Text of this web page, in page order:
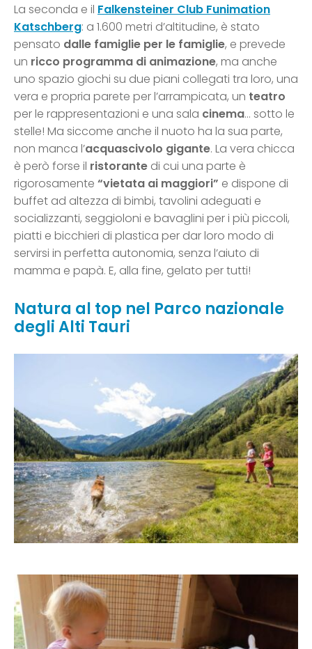
La seconda e il Falkensteiner Club Funimation
Katschberg: a 1.600 metri d’altitudine, è stato
pensato dalle famiglie per le famiglie, e prevede
un ricco programma di animazione, ma anche
uno spazio giochi su due piani collegati tra loro, una
vera e propria parete per l’arrampicata, un teatro
per le rappresentazioni e una sala cinema… sotto le
stelle! Ma siccome anche il nuoto ha la sua parte,
non manca l’acquascivolo gigante. La vera chicca
è però forse il ristorante di cui una parte è
rigorosamente “vietata ai maggiori” e dispone di
buffet ad altezza di bimbi, tavolini adeguati e
socializzanti, seggioloni e bavaglini per i più piccoli,
piatti e bicchieri di plastica per dar loro modo di
servirsi in perfetta autonomia, senza l’aiuto di
mamma e papà. E, alla fine, gelato per tutti!
Natura al top nel Parco nazionale
degli Alti Tauri